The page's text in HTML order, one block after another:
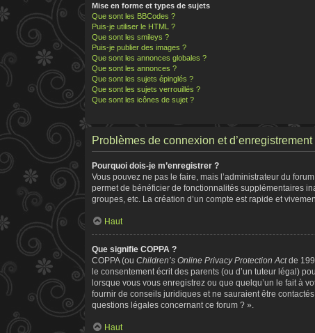
Mise en forme et types de sujets
Que sont les BBCodes ?
Puis-je utiliser le HTML ?
Que sont les smileys ?
Puis-je publier des images ?
Que sont les annonces globales ?
Que sont les annonces ?
Que sont les sujets épinglés ?
Que sont les sujets verrouillés ?
Que sont les icônes de sujet ?
Problèmes de connexion et d’enregistrement
Pourquoi dois-je m’enregistrer ?
Vous pouvez ne pas le faire, mais l’administrateur du
permet de bénéficier de fonctionnalités supplémentaires
groupes, etc. La création d’un compte est rapide et
Haut
Que signifie COPPA ?
COPPA (ou Children’s Online Privacy Protection Actde
le consentement écrit des parents (ou d’un tuteur légal)
lorsque vous vous enregistrez ou que quelqu’un le fait à
fournir de conseils juridiques et ne sauraient être
questions légales concernant ce forum ? ».
Haut